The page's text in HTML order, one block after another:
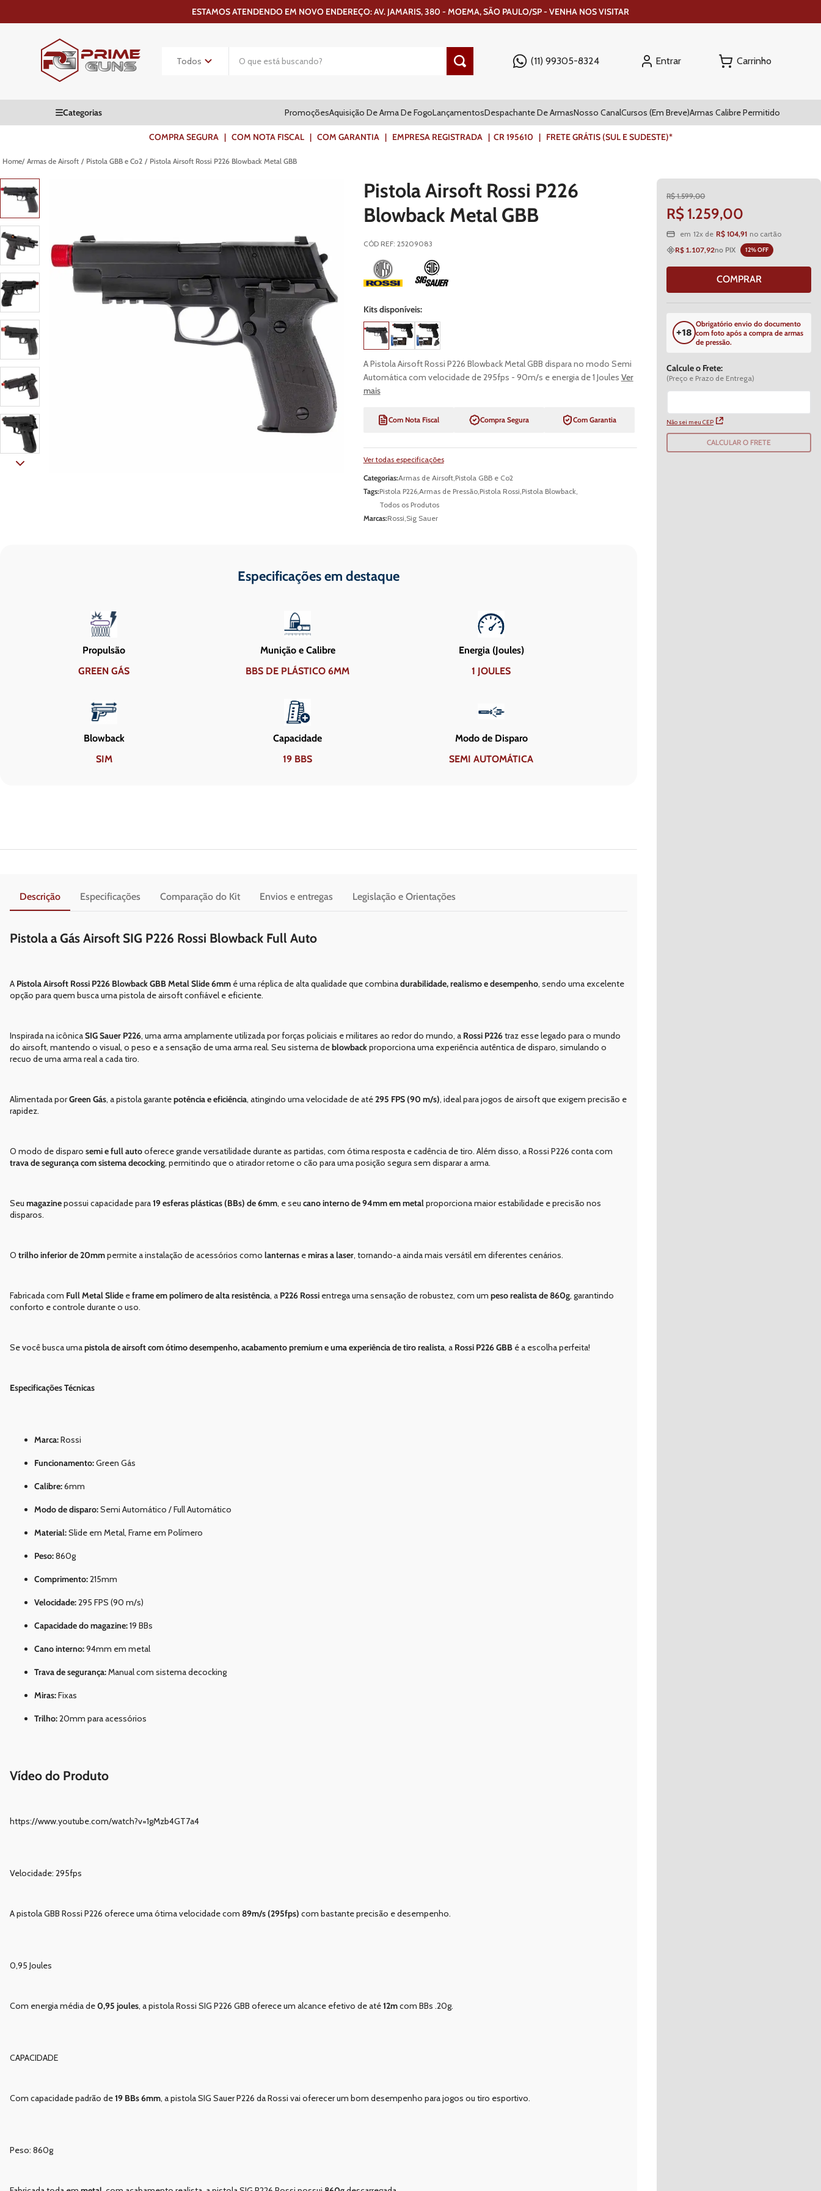
ESTAMOS ATENDENDO EM NOVO ENDEREÇO: AV. JAMARIS, 380 - MOEMA, SÃO PAULO/SP - VENHA NOS VISITAR
(11) 99305-8324 Entrar
PromoçõesAquisição De Arma De FogoLançamentosDespachante De ArmasNosso CanalCursos (Em Breve)Armas Calibre Permitido
COMPRA SEGURA | COM NOTA FISCAL | COM GARANTIA | EMPRESA REGISTRADA | CR 195610 | FRETE GRÁTIS (SUL E SUDESTE)*
Armas de Airsoft Pistola GBB e Co2 Pistola Airsoft Rossi P226 Blowback Metal GBB
Pistola Airsoft Rossi P226
Blowback Metal GBB
CÓD REF: 25209083
Kits disponíveis:
A Pistola Airsoft Rossi P226 Blowback Metal GBB dispara no modo Semi
Automática com velocidade de 295fps - 90m/s e energia de 1 Joules Ver
mais
Com Nota Fiscal Compra Segura Com Garantia
Ver todas especificações
Categorias:Armas de Airsoft,Pistola GBB e Co2
Tags:Pistola P226,Armas de Pressão,Pistola Rossi,Pistola Blowback,
Todos os Produtos
Marcas:Rossi,Sig Sauer
Especificações em destaque
Propulsão
GREEN GÁS
Munição e Calibre
BBS DE PLÁSTICO 6MM
Energia (Joules)
1 JOULES
Blowback
SIM
Capacidade
19 BBS
Modo de Disparo
SEMI AUTOMÁTICA
Descrição Especificações Comparação do Kit Envios e entregas Legislação e Orientações
Pistola a Gás Airsoft SIG P226 Rossi Blowback Full Auto
A Pistola Airsoft Rossi P226 Blowback GBB Metal Slide 6mm é uma réplica de alta qualidade que combinadurabilidade, realismo e desempenho, sendo uma excelente
opção para quem busca uma pistola de airsoft confiável e eficiente.
Inspirada na icônicaSIG Sauer P226, uma arma amplamente utilizada por forças policiais e militares ao redor do mundo, a Rossi P226traz esse legado para o mundo
do airsoft, mantendo o visual, o peso e a sensação de uma arma real. Seu sistema deblowbackproporciona uma experiência autêntica de disparo, simulando o
recuo de uma arma real a cada tiro.
Alimentada porGreen Gás, a pistola garantepotência e eficiência, atingindo uma velocidade de até295 FPS (90 m/s), ideal para jogos de airsoft que exigem precisão e
rapidez.
O modo de disparo semi e full autooferece grande versatilidade durante as partidas, com ótima resposta e cadência de tiro. Além disso, a Rossi P226 conta com
trava de segurança com sistema decocking, permitindo que o atirador retorne o cão para uma posição segura sem disparar a arma.
Seu magazinepossui capacidade para19 esferas plásticas (BBs) de 6mm, e seu cano interno de 94mm em metalproporciona maior estabilidade e precisão nos
disparos.
O trilho inferior de 20mmpermite a instalação de acessórios como lanternas emiras a laser, tornando-a ainda mais versátil em diferentes cenários.
Fabricada com Full Metal Slide eframe em polímero de alta resistência, a P226 Rossi entrega uma sensação de robustez, com um peso realista de 860g, garantindo
conforto e controle durante o uso.
Se você busca umapistola de airsoft com ótimo desempenho, acabamento premium e uma experiência de tiro realista, a Rossi P226 GBB é a escolha perfeita!
Especificações Técnicas
Marca:Rossi
Funcionamento:Green Gás
Calibre:6mm
Modo de disparo:Semi Automático / Full Automático
Material:Slide em Metal, Frame em Polímero
Peso:860g
Comprimento:215mm
Velocidade:295 FPS (90 m/s)
Capacidade do magazine:19 BBs
Cano interno:94mm em metal
Trava de segurança:Manual com sistema decocking
Miras:Fixas
Trilho:20mm para acessórios
Vídeo do Produto
https://www.youtube.com/watch?v=1gMzb4GT7a4
Velocidade: 295fps
A pistola GBB Rossi P226 oferece uma ótima velocidade com 89m/s (295fps) com bastante precisão e desempenho.
0,95 Joules
Com energia média de0,95 joules, a pistola Rossi SIG P226 GBB oferece um alcance efetivo de até12mcom BBs .20g.
CAPACIDADE
Com capacidade padrão de19 BBs 6mm, a pistola SIG Sauer P226 da Rossi vai oferecer um bom desempenho para jogos ou tiro esportivo.
Peso: 860g
R$ 1.599,00
R$ 1.259,00
em 12x de R$ 104,91 no cartão
R$ 1.107,92no PIX 12% OFF
COMPRAR
Obrigatório envio do documento
com foto após a compra de armas
de pressão.
Calcule o Frete:
(Preço e Prazo de Entrega)
Não sei meu CEP
CALCULAR O FRETE